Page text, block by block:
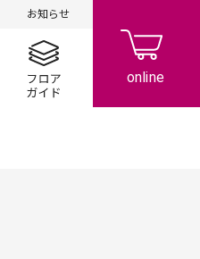
お知らせ
ース
サービスガイドフロアガイド